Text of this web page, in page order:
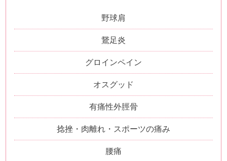
野球肩
鵞足炎
グロインペイン
オスグッド
有痛性外脛骨
捻挫・肉離れ・スポーツの痛み
腰痛